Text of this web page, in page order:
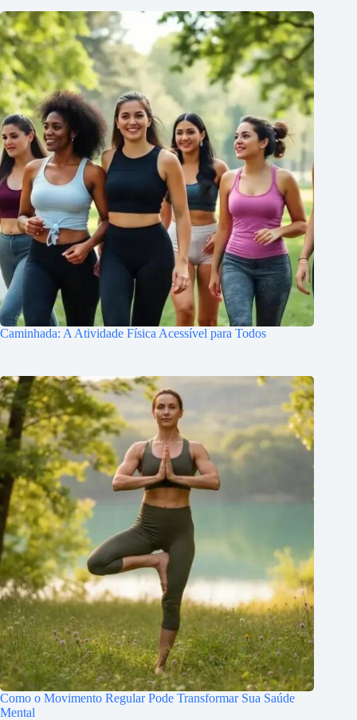
Caminhada: A Atividade Física Acessível para Todos
Como o Movimento Regular Pode Transformar Sua Saúde
Mental